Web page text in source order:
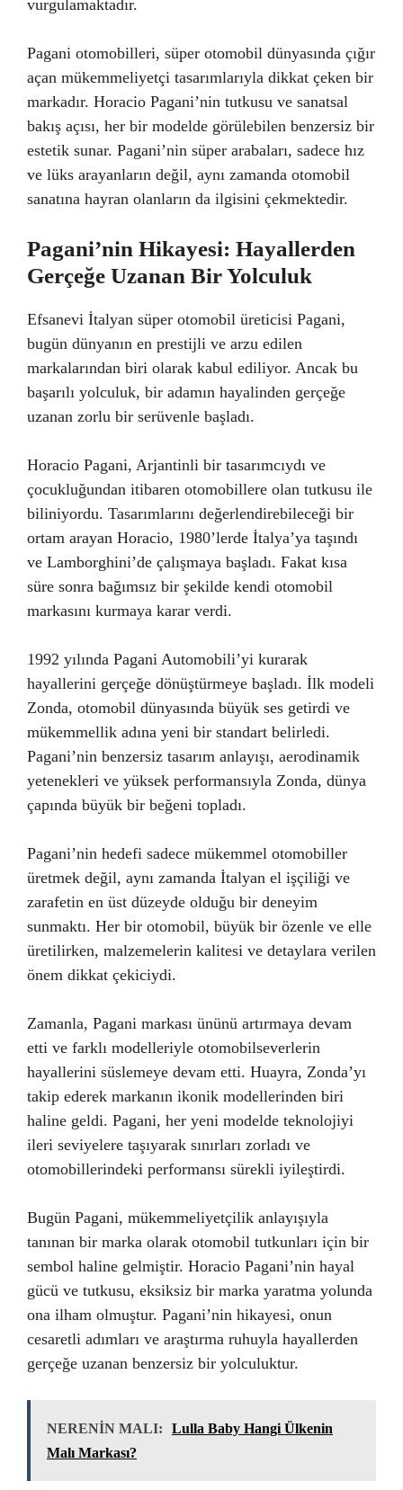
vurgulamaktadır.
Pagani otomobilleri, süper otomobil dünyasında çığır
açan mükemmeliyetçi tasarımlarıyla dikkat çeken bir
markadır. Horacio Pagani’nin tutkusu ve sanatsal
bakış açısı, her bir modelde görülebilen benzersiz bir
estetik sunar. Pagani’nin süper arabaları, sadece hız
ve lüks arayanların değil, aynı zamanda otomobil
sanatına hayran olanların da ilgisini çekmektedir.
Pagani’nin Hikayesi: Hayallerden
Gerçeğe Uzanan Bir Yolculuk
Efsanevi İtalyan süper otomobil üreticisi Pagani,
bugün dünyanın en prestijli ve arzu edilen
markalarından biri olarak kabul ediliyor. Ancak bu
başarılı yolculuk, bir adamın hayalinden gerçeğe
uzanan zorlu bir serüvenle başladı.
Horacio Pagani, Arjantinli bir tasarımcıydı ve
çocukluğundan itibaren otomobillere olan tutkusu ile
biliniyordu. Tasarımlarını değerlendirebileceği bir
ortam arayan Horacio, 1980’lerde İtalya’ya taşındı
ve Lamborghini’de çalışmaya başladı. Fakat kısa
süre sonra bağımsız bir şekilde kendi otomobil
markasını kurmaya karar verdi.
1992 yılında Pagani Automobili’yi kurarak
hayallerini gerçeğe dönüştürmeye başladı. İlk modeli
Zonda, otomobil dünyasında büyük ses getirdi ve
mükemmellik adına yeni bir standart belirledi.
Pagani’nin benzersiz tasarım anlayışı, aerodinamik
yetenekleri ve yüksek performansıyla Zonda, dünya
çapında büyük bir beğeni topladı.
Pagani’nin hedefi sadece mükemmel otomobiller
üretmek değil, aynı zamanda İtalyan el işçiliği ve
zarafetin en üst düzeyde olduğu bir deneyim
sunmaktı. Her bir otomobil, büyük bir özenle ve elle
üretilirken, malzemelerin kalitesi ve detaylara verilen
önem dikkat çekiciydi.
Zamanla, Pagani markası ününü artırmaya devam
etti ve farklı modelleriyle otomobilseverlerin
hayallerini süslemeye devam etti. Huayra, Zonda’yı
takip ederek markanın ikonik modellerinden biri
haline geldi. Pagani, her yeni modelde teknolojiyi
ileri seviyelere taşıyarak sınırları zorladı ve
otomobillerindeki performansı sürekli iyileştirdi.
Bugün Pagani, mükemmeliyetçilik anlayışıyla
tanınan bir marka olarak otomobil tutkunları için bir
sembol haline gelmiştir. Horacio Pagani’nin hayal
gücü ve tutkusu, eksiksiz bir marka yaratma yolunda
ona ilham olmuştur. Pagani’nin hikayesi, onun
cesaretli adımları ve araştırma ruhuyla hayallerden
gerçeğe uzanan benzersiz bir yolculuktur.
NERENİN MALI:
Lulla Baby Hangi Ülkenin
Malı Markası?